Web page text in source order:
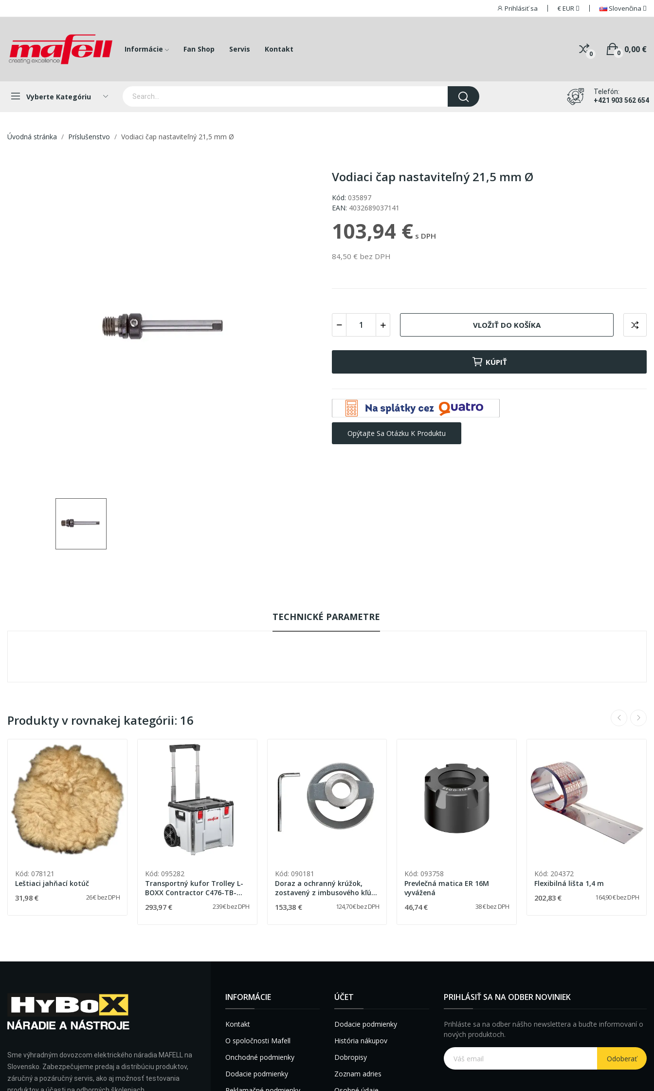
Prihlásiť sa €EUR Slovenčina
Informácie Fan Shop Servis Kontakt
0 0,00 €
0
Vyberte Kategóriu
Telefón:
+421 903 562 654
Úvodná stránka Príslušenstvo Vodiaci čap nastaviteľný 21,5 mm Ø
Vodiaci čap nastaviteľný 21,5 mm Ø
Kód: 035897
EAN: 4032689037141
103,94 € s DPH
84,50 € bez DPH
VLOŽIŤ DO KOŠÍKA
KÚPIŤ
Opýtajte Sa Otázku K Produktu
TECHNICKÉ PARAMETRE
Produkty v rovnakej kategórii: 16
Kód: 078121
Leštiaci jahňací kotúč
31,98 € 26 € bez DPH
Kód: 095282
Transportný kufor Trolley L-
BOXX Contractor C476-TB-
293,97 € 239 € bez DPH
Kód: 090181
Doraz a ochranný krúžok,
zostavený z imbusového kľúča
pre vŕtanie Ø 50 - 70 mm
153,38 € 124,70 € bez DPH
Kód: 093758
Prevlečná matica ER 16M
vyvážená
46,74 € 38 € bez DPH
Kód: 204372
Flexibilná lišta 1,4 m
202,83 € 164,90 € bez DPH
Sme výhradným dovozcom elektrického náradia MAFELL na
Slovensko. Zabezpečujeme predaj a distribúciu produktov,
záručný a pozáručný servis, ako aj možnosť testovania
INFORMÁCIE
Kontakt
O spoločnosti Mafell
Onchodné podmienky
Dodacie podmienky
ÚČET
Dodacie podmienky
História nákupov
Dobropisy
Zoznam adries
PRIHLÁSIŤ SA NA ODBER NOVINIEK
Prihláste sa na odber nášho newslettera a buďte informovaní o
nových produktoch.
Odoberať